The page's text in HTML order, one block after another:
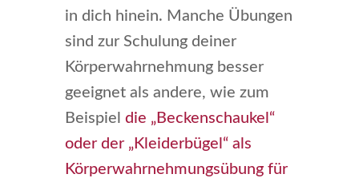
in dich hinein. Manche Übungen
sind zur Schulung deiner
Körperwahrnehmung besser
geeignet als andere, wie zum
Beispiel die „Beckenschaukel“
oder der „Kleiderbügel“ als
Körperwahrnehmungsübung für